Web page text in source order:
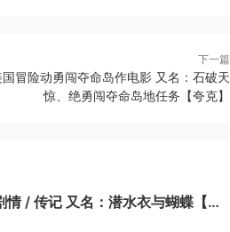
下一篇
冒险动勇闯夺命岛作电影 又名：石破天
惊、绝勇闯夺命岛地任务【夸克】